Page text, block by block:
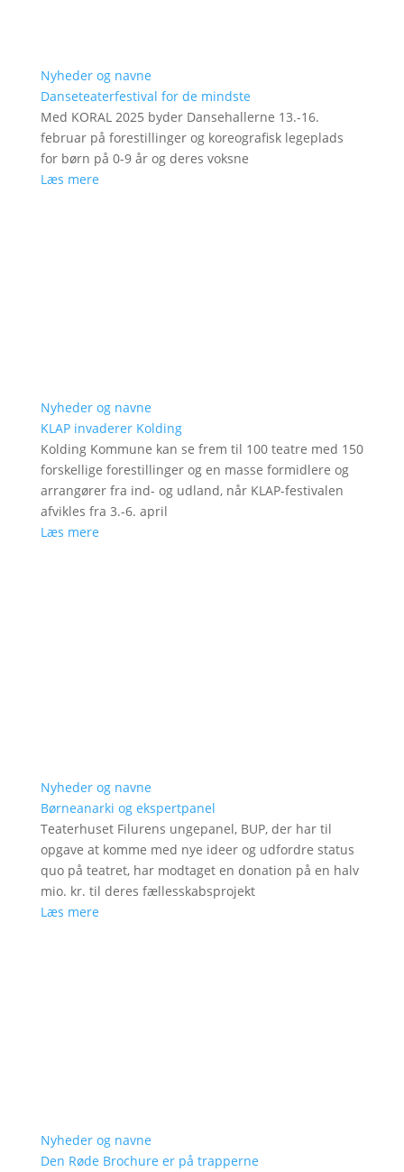
Nyheder og navne
Danseteaterfestival for de mindste
Med KORAL 2025 byder Dansehallerne 13.-16.
februar på forestillinger og koreografisk legeplads
for børn på 0-9 år og deres voksne
Læs mere
Nyheder og navne
KLAP invaderer Kolding
Kolding Kommune kan se frem til 100 teatre med 150
forskellige forestillinger og en masse formidlere og
arrangører fra ind- og udland, når KLAP-festivalen
afvikles fra 3.-6. april
Læs mere
Nyheder og navne
Børneanarki og ekspertpanel
Teaterhuset Filurens ungepanel, BUP, der har til
opgave at komme med nye ideer og udfordre status
quo på teatret, har modtaget en donation på en halv
mio. kr. til deres fællesskabsprojekt
Læs mere
Nyheder og navne
Den Røde Brochure er på trapperne